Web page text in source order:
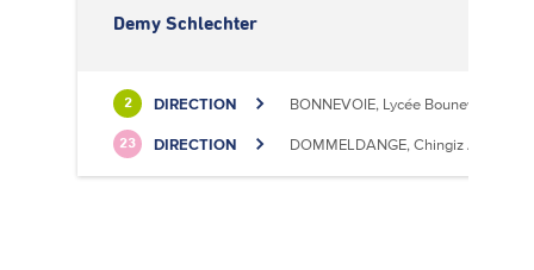
Demy Schlechter
2 DIRECTION BONNEVOIE, Lycée Bouneweg / PE
23 DIRECTION DOMMELDANGE, Chingiz Aitmatov